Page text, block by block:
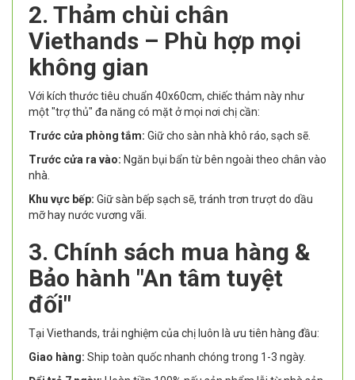
2. Thảm chùi chân
Viethands – Phù hợp mọi
không gian
Với kích thước tiêu chuẩn 40x60cm, chiếc thảm này như
một "trợ thủ" đa năng có mặt ở mọi nơi chị cần:
Trước cửa phòng tắm: Giữ cho sàn nhà khô ráo, sạch sẽ.
Trước cửa ra vào: Ngăn bụi bẩn từ bên ngoài theo chân vào
nhà.
Khu vực bếp: Giữ sàn bếp sạch sẽ, tránh trơn trượt do dầu
mỡ hay nước vương vãi.
3. Chính sách mua hàng &
Bảo hành "An tâm tuyệt
đối"
Tại Viethands, trải nghiệm của chị luôn là ưu tiên hàng đầu:
Giao hàng: Ship toàn quốc nhanh chóng trong 1-3 ngày.